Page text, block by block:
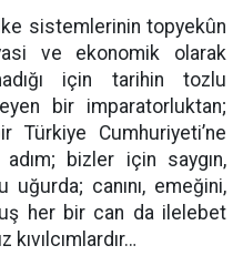
sistemlerinin topyekûn
ve ekonomik olarak
için tarihin tozlu
bir imparatorluktan;
Cumhuriyeti’ne
bizler için saygın,
uğurda; canını, emeğini,
her bir can da ilelebet
kıvılcımlardır…